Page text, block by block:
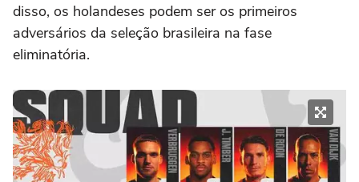
disso, os holandeses podem ser os primeiros
adversários da seleção brasileira na fase
eliminatória.